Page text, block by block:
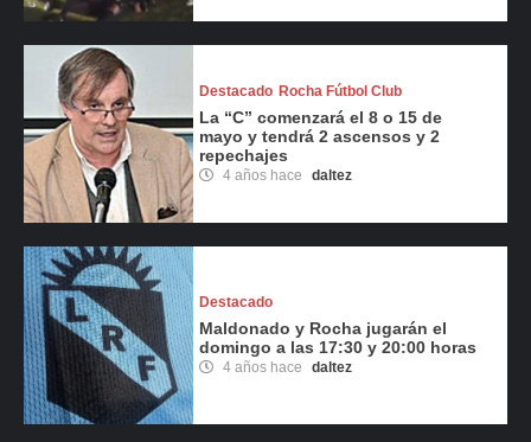
Destacado Rocha Fútbol Club
La “C” comenzará el 8 o 15 de
mayo y tendrá 2 ascensos y 2
repechajes
4 años hace daltez
Destacado
Maldonado y Rocha jugarán el
domingo a las 17:30 y 20:00 horas
4 años hace daltez